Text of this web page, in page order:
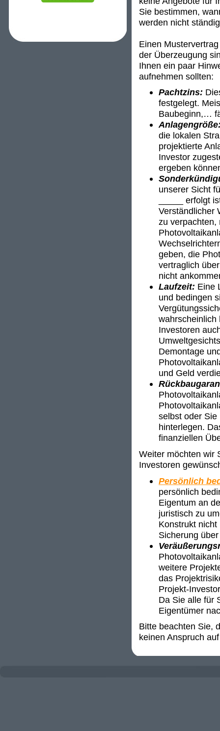
Sie bestimmen,
werden nicht
Einen
der Überzeugung
Ihnen ein paar
aufnehmen sollten:
Pachtzins:
festgelegt.
Baubeginn,…
die lokalen
projektierte
Investor
ergeben
unserer Sicht
_____ erfolgt
Verständlicher
zu verpachten,
geben, die
vertraglich
nicht
Laufzeit: Eine
und bedingen
wahrscheinlich
Investoren
Demontage
und Geld
selbst oder Sie
hinterlegen.
finanziellen
Weiter möchten wir
Investoren
Persönlich
persönlich
Eigentum an
juristisch zu
Konstrukt
Sicherung
weitere
das
Projekt-
Da Sie alle für
Eigentümer
Bitte beachten Sie,
keinen Anspruch